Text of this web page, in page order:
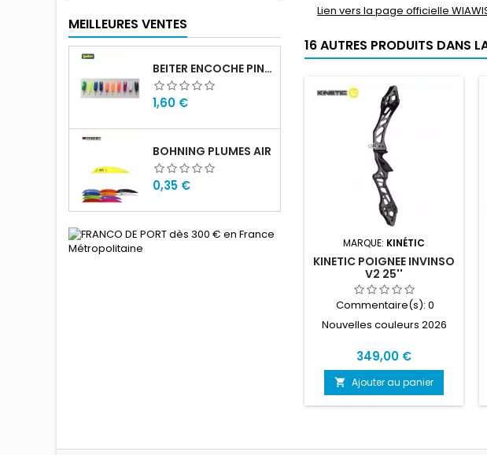
MEILLEURES VENTES
BEITER ENCOCHE PIN SMALL
Prix
1,60 €
BOHNING PLUMES AIR
Prix
0,35 €
Lien vers la page officielle
16 AUTRES PRODUITS DANS
MARQUE: KINÉTIC
KINETIC POIGNEE INVINSO
V2 25''
Commentaire(s): 0
Nouvelles couleurs 2026
Prix
349,00 €
 Ajouter au panier